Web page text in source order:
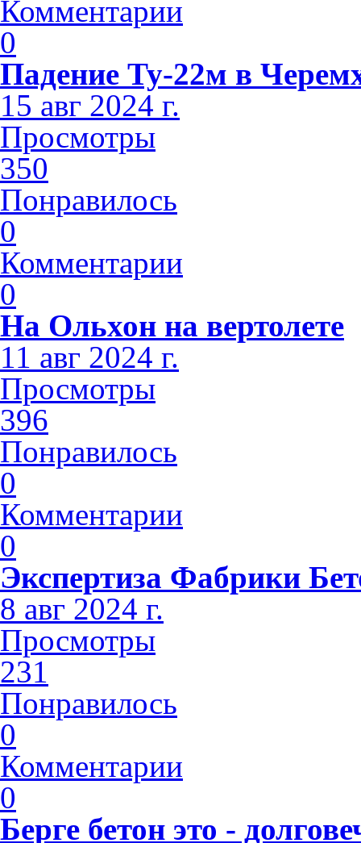
Комментарии
0
Падение Ту-22м в
15 авг 2024 г.
Просмотры
350
Понравилось
0
Комментарии
0
На Ольхон на вертолете
11 авг 2024 г.
Просмотры
396
Понравилось
0
Комментарии
0
Экспертиза Фабрики
8 авг 2024 г.
Просмотры
231
Понравилось
0
Комментарии
0
Берге бетон это -